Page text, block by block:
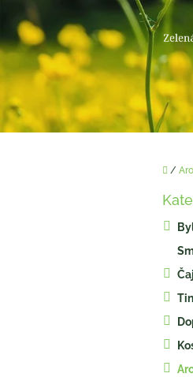
obsah
Domů
/